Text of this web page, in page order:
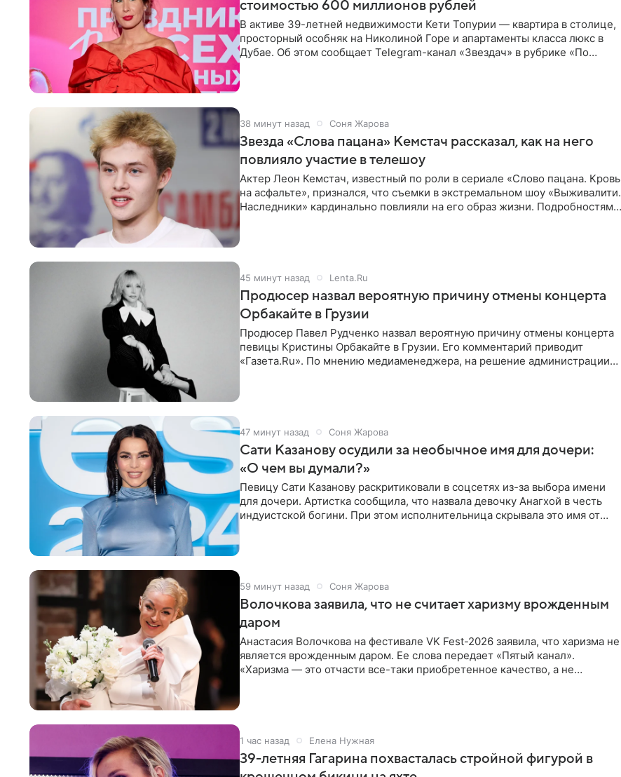
стоимостью 600 миллионов рублей
В активе 39-летней недвижимости Кети Топурии — квартира в столице,
просторный особняк на Николиной Горе и апартаменты класса люкс в
Дубае. Об этом сообщает Telegram-канал «Звездач» в рубрике «По
38 минут назад Соня Жарова
Звезда «Слова пацана» Кемстач рассказал, как на него
повлияло участие в телешоу
Актер Леон Кемстач, известный по роли в сериале «Слово пацана. Кровь
на асфальте», признался, что съемки в экстремальном шоу «Выживалити.
Наследники» кардинально повлияли на его образ жизни. Подробностями
45 минут назад Lenta.Ru
Продюсер назвал вероятную причину отмены концерта
Орбакайте в Грузии
Продюсер Павел Рудченко назвал вероятную причину отмены концерта
певицы Кристины Орбакайте в Грузии. Его комментарий приводит
«Газета.Ru». По мнению медиаменеджера, на решение администрации
47 минут назад Соня Жарова
Сати Казанову осудили за необычное имя для дочери:
«О чем вы думали?»
Певицу Сати Казанову раскритиковали в соцсетях из-за выбора имени
для дочери. Артистка сообщила, что назвала девочку Анагхой в честь
индуистской богини. При этом исполнительница скрывала это имя от
59 минут назад Соня Жарова
Волочкова заявила, что не считает харизму врожденным
даром
Анастасия Волочкова на фестивале VK Fest-2026 заявила, что харизма не
является врожденным даром. Ее слова передает «Пятый канал».
«Харизма — это отчасти все-таки приобретенное качество, а не
1 час назад Елена Нужная
39-летняя Гагарина похвасталась стройной фигурой в